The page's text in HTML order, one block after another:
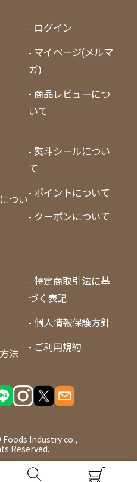
ログイン
マイページ(メルマ
ガ)
商品レビューにつ
いて
つい
熨斗シールについ
て
ポイントについて
クーポンについて
法
特定商取引法に基
づく表記
個人情報保護方針
ご利用規約
Industry co.,
Reserved.